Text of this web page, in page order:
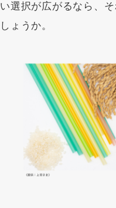
い選択が広がるなら、
しょうか。